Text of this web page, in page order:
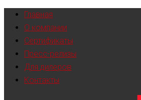
Главная
О компании
Сертификаты
Пресс-релизы
Для дилеров
Контакты